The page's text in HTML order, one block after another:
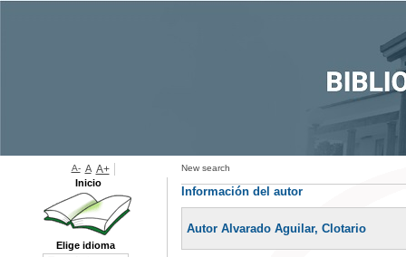
New search
Información del autor
Autor Alvarado Aguilar, Clotario
A- A A+
Inicio
Elige idioma